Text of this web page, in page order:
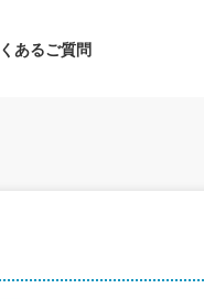
あるご質問